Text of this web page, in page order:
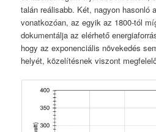
talán reálisabb. Két, nagyon hasonló
vonatkozóan, az egyik az 1800-tól
dokumentálja az elérhető
hogy az exponenciális növekedés
helyét, közelítésnek viszont